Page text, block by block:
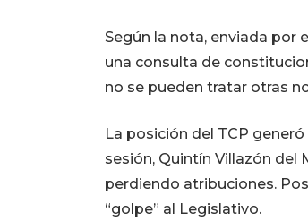
Según la nota, enviada por
una consulta de
no se pueden tratar otras
La posición del TCP
sesión, Quintín Villazón del
perdiendo atribuciones.
“golpe” al Legislativo.